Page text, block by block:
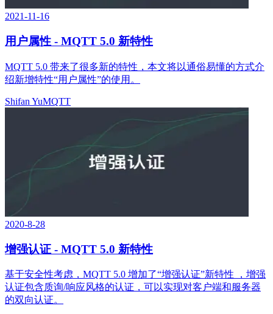
2021-11-16
用户属性 - MQTT 5.0 新特性
MQTT 5.0 带来了很多新的特性，本文将以通俗易懂的方式介
绍新增特性“用户属性”的使用。
Shifan YuMQTT
2020-8-28
增强认证 - MQTT 5.0 新特性
基于安全性考虑，MQTT 5.0 增加了“增强认证”新特性 ，增强
认证包含质询/响应风格的认证，可以实现对客户端和服务器
的双向认证。